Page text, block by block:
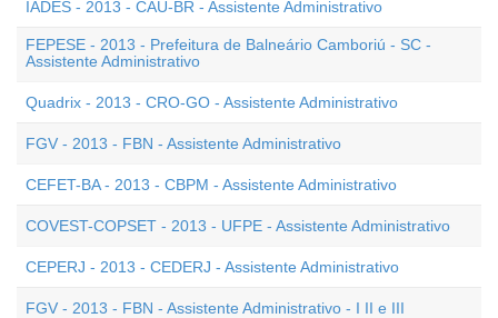
IADES - 2013 - CAU-BR - Assistente Administrativo
FEPESE - 2013 - Prefeitura de Balneário Camboriú - SC -
Assistente Administrativo
Quadrix - 2013 - CRO-GO - Assistente Administrativo
FGV - 2013 - FBN - Assistente Administrativo
CEFET-BA - 2013 - CBPM - Assistente Administrativo
COVEST-COPSET - 2013 - UFPE - Assistente Administrativo
CEPERJ - 2013 - CEDERJ - Assistente Administrativo
FGV - 2013 - FBN - Assistente Administrativo - I II e III